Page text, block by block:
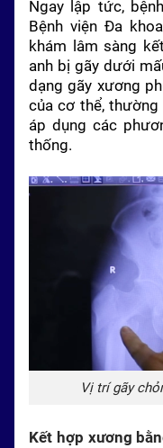
Ngay lập tức,
Bệnh viện Đa
khám lâm sàng
anh bị gãy dưới
dạng gãy xương
của cơ thể,
áp dụng các
thống.
Vị trí gãy
Kết hợp xương